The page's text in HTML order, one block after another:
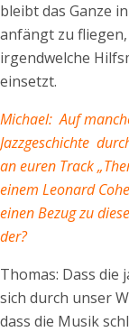
bleibt das Ganze
anfängt zu
irgendwelche
einsetzt.
Michael: Auf
Jazzgeschichte
an euren Track
einem Leonard
einen Bezug zu
der?
Thomas: Dass die
sich durch unser
dass die Musik